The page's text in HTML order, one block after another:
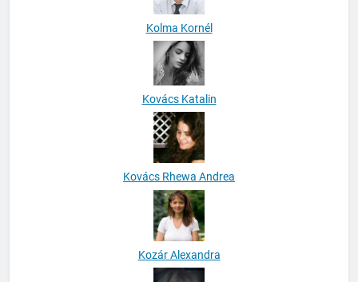
Kolma Kornél
Kovács Katalin
Kovács Rhewa Andrea
Kozár Alexandra